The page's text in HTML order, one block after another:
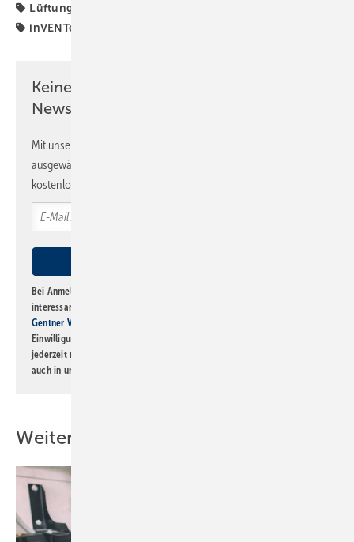
Lüftungstechnik
inVENTer
Keine Zeit? Kein Problem mit dem SBZ
Newsletter!
Mit unserem Newsletter erhalten Sie regelmäßig von uns
ausgewählte Informationen und Neuigkeiten, gebündelt und
kostenlos direkt ins Postfach.
Bei Anmeldung zu diesem Newsletter bin ich damit einverstanden, über
interessante Verlags- und Online-Angebote
Gentner Verlag GmbH & Co. KG
Einwilligung kann ich jederzeit widerrufen und eine Abmeldung ist
jederzeit möglich. Informationen zum Umgang mit Daten finden Sie
auch in unserer
Weitere Inhalte